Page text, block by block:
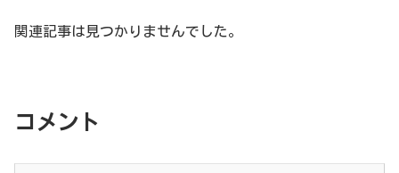
関連記事は見つかりませんでした。
コメント